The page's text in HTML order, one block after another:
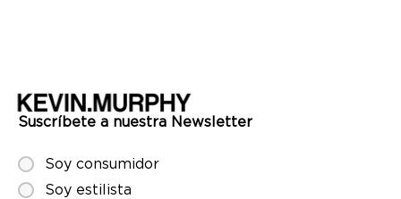
Suscríbete a nuestra Newsletter
Soy consumidor
Soy estilista